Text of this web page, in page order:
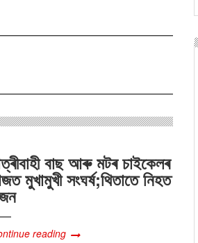
বাছ আৰু মটৰ চাইকেলৰ
মুখামুখী সংঘৰ্ষ;থিতাতে নিহত
reading